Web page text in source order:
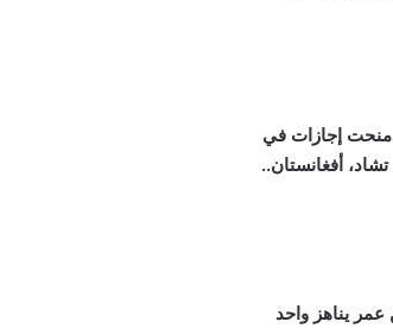
منحت إجازات في
أفغانستان..
فجر يوم السادس عشر من رمضان من العام 1427 هجرية الموافق 9 / 10 / 2006 عن عمر يناهز واحد